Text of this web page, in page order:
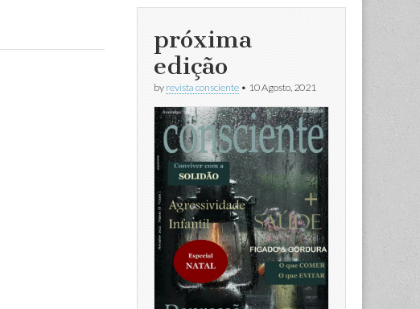
próxima
edição
by revista consciente • 10 Agosto, 2021